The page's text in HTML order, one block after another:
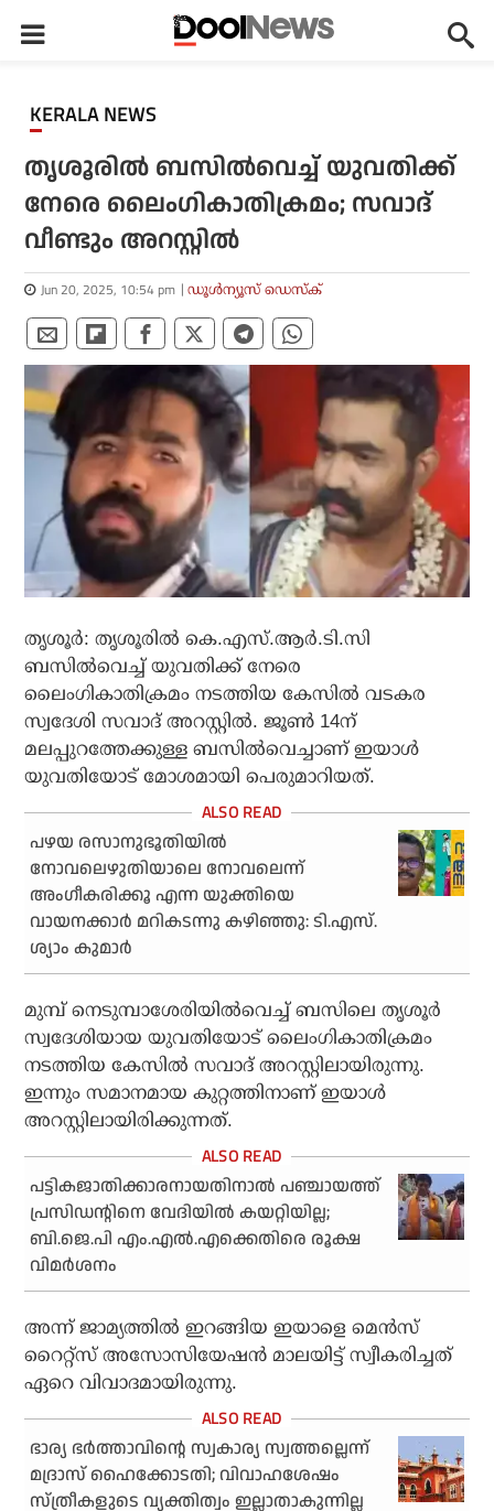
KERALA NEWS
തൃശൂരില്‍ ബസില്‍വെച്ച് യുവതിക്ക്
നേരെ ലൈംഗികാതിക്രമം; സവാദ്
വീണ്ടും അറസ്റ്റില്‍
Jun 20, 2025, 10:54 pm ഡൂള്‍ന്യൂസ് ഡെസ്‌ക്
തൃശൂര്‍: തൃശൂരില്‍ കെ.എസ്.ആര്‍.ടി.സി
ബസില്‍വെച്ച് യുവതിക്ക് നേരെ
ലൈംഗികാതിക്രമം നടത്തിയ കേസില്‍ വടകര
സ്വദേശി സവാദ് അറസ്റ്റില്‍. ജൂണ്‍ 14ന്
മലപ്പുറത്തേക്കുള്ള ബസില്‍വെച്ചാണ് ഇയാള്‍
യുവതിയോട് മോശമായി പെരുമാറിയത്.
പഴയ രസാനുഭൂതിയില്‍
നോവലെഴുതിയാലെ നോവലെന്ന്
അംഗീകരിക്കൂ എന്ന യുക്തിയെ
വായനക്കാര്‍ മറികടന്നു കഴിഞ്ഞു: ടി.എസ്.
ശ്യാം കുമാര്‍
മുമ്പ് നെടുമ്പാശേരിയില്‍വെച്ച് ബസിലെ തൃശൂര്‍
സ്വദേശിയായ യുവതിയോട് ലൈംഗികാതിക്രമം
നടത്തിയ കേസില്‍ സവാദ് അറസ്റ്റിലായിരുന്നു.
ഇന്നും സമാനമായ കുറ്റത്തിനാണ് ഇയാള്‍
അറസ്റ്റിലായിരിക്കുന്നത്.
പട്ടികജാതിക്കാരനായതിനാല്‍ പഞ്ചായത്ത്
പ്രസിഡന്റിനെ വേദിയില്‍ കയറ്റിയില്ല;
ബി.ജെ.പി എം.എല്‍.എക്കെതിരെ രൂക്ഷ
വിമര്‍ശനം
അന്ന് ജാമ്യത്തില്‍ ഇറങ്ങിയ ഇയാളെ മെന്‍സ്
റൈറ്റ്സ് അസോസിയേഷന്‍ മാലയിട്ട് സ്വീകരിച്ചത്
ഏറെ വിവാദമായിരുന്നു.
ഭാര്യ ഭര്‍ത്താവിന്റെ സ്വകാര്യ സ്വത്തല്ലെന്ന്
മദ്രാസ് ഹൈക്കോടതി; വിവാഹശേഷം
സ്ത്രീകളുടെ വ്യക്തിത്വം ഇല്ലാതാകുന്നില്ല